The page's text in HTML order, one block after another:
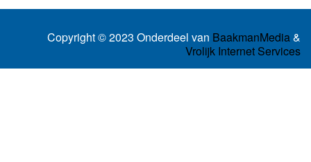
Copyright © 2023 Onderdeel van BaakmanMedia&
Vrolijk Internet Services